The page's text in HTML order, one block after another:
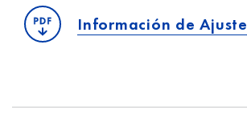
Información de Ajuste